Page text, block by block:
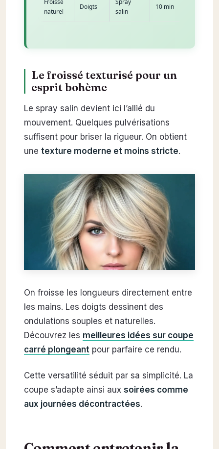
naturel
Doigts
salin
10 min
Le froissé texturisé pour un
esprit bohème
Le spray salin devient ici l’allié du
mouvement. Quelques pulvérisations
suffisent pour briser la rigueur. On obtient
une texture moderne et moins stricte.
On froisse les longueurs directement entre
les mains. Les doigts dessinent des
ondulations souples et naturelles.
Découvrez les meilleures idées sur coupe
carré plongeant pour parfaire ce rendu.
Cette versatilité séduit par sa simplicité. La
coupe s’adapte ainsi aux soirées comme
aux journées décontractées.